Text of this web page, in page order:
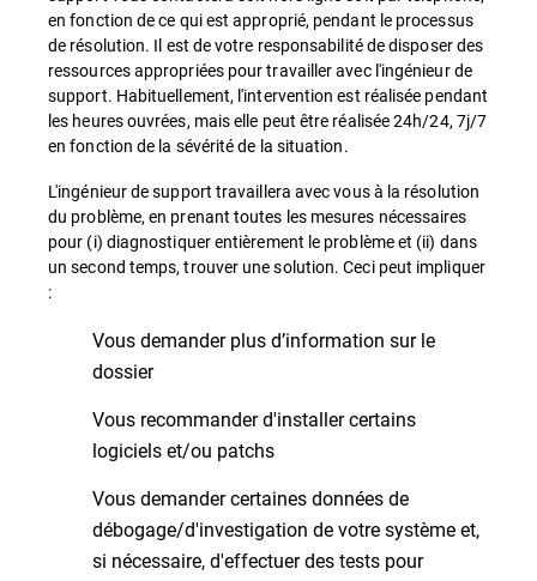
en fonction de ce qui est approprié, pendant le processus
de résolution. Il est de votre responsabilité de disposer des
ressources appropriées pour travailler avec l'ingénieur de
support. Habituellement, l'intervention est réalisée pendant
les heures ouvrées, mais elle peut être réalisée 24h/24, 7j/7
en fonction de la sévérité de la situation.
L'ingénieur de support travaillera avec vous à la résolution
du problème, en prenant toutes les mesures nécessaires
pour (i) diagnostiquer entièrement le problème et (ii) dans
un second temps, trouver une solution. Ceci peut impliquer
:
Vous demander plus d’information sur le
dossier
Vous recommander d'installer certains
logiciels et/ou patchs
Vous demander certaines données de
débogage/d'investigation de votre système et,
si nécessaire, d'effectuer des tests pour